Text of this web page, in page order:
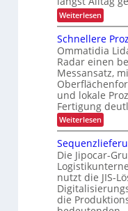
i
m
i
n
n
e
r
b
e
t
r
i
e
b
l
u
r
c
h
L
E
D
-
P
r
j
e
k
t
i
L
o
g
s
t
i
k
r
l
ä
s
i
g
e
r
T
r
a
n
s
p
o
r
t
o
n
F
Weiterlesen:
B
a
n
d
g
e
f
a
h
r
:
A
u
s
g
e
d
i
Schnellere
Ommatidia
Radar einen
Messansatz,
und lokale
Fertigung
Weiterlesen:
S
c
h
n
e
l
l
e
r
Die Jipocar-
nutzt die JIS-
die